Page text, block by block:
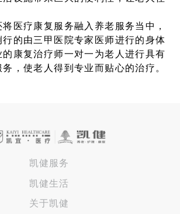
医疗康复服务融入养老服务当中，
的由三甲医院专家医师进行的身体
康复治疗师一对一为老人进行具有
，使老人得到专业而贴心的治疗。
凯健服务
凯健生活
关于凯健